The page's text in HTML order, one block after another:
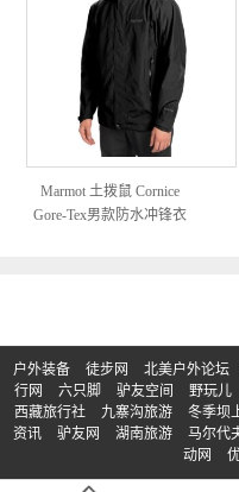
Marmot 土拨鼠 Cornice
Gore-Tex男款防水冲锋衣
户外装备 徒步网 北美户外论坛
行网
六只脚 驴友空间 野玩儿
西藏旅行社
九寨沟旅游 冬季坝
资讯
驴友网 湖南旅游 马尔代
动网